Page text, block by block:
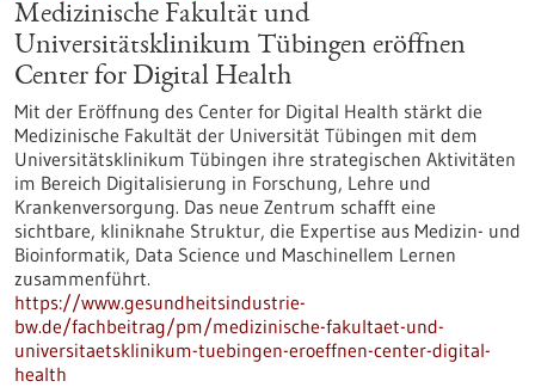
Medizinische Fakultät und
Universitätsklinikum Tübingen eröffnen
Center for Digital Health
Mit der Eröffnung des Center for Digital Health stärkt die
Medizinische Fakultät der Universität Tübingen mit dem
Universitätsklinikum Tübingen ihre strategischen Aktivitäten
im Bereich Digitalisierung in Forschung, Lehre und
Krankenversorgung. Das neue Zentrum schafft eine
sichtbare, kliniknahe Struktur, die Expertise aus Medizin- und
Bioinformatik, Data Science und Maschinellem Lernen
zusammenführt.
https://www.gesundheitsindustrie-
bw.de/fachbeitrag/pm/medizinische-fakultaet-und-
universitaetsklinikum-tuebingen-eroeffnen-center-digital-
health